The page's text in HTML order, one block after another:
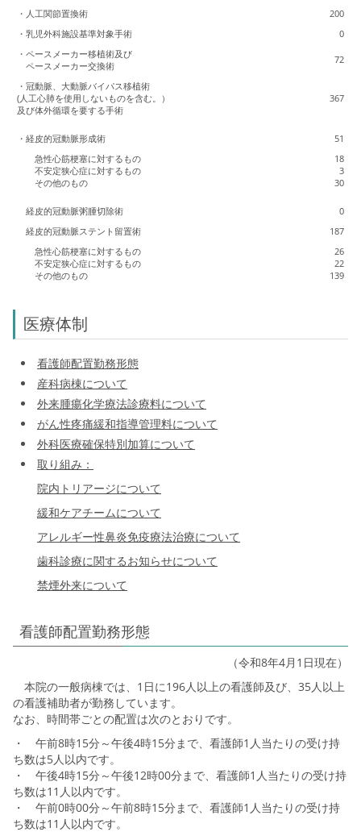
・人工関節置換術
200
・乳児外科施設基準対象手術
0
・ペースメーカー移植術及び
ペースメーカー交換術
72
・冠動脈、大動脈バイパス移植術
(人工心肺を使用しないものを含む。）
及び体外循環を要する手術
367
・経皮的冠動脈形成術
51
急性心筋梗塞に対するもの
不安定狭心症に対するもの
その他のもの
18
3
30
経皮的冠動脈粥腫切除術
0
経皮的冠動脈ステント留置術
187
急性心筋梗塞に対するもの
不安定狭心症に対するもの
その他のもの
26
22
139
医療体制
看護師配置勤務形態
産科病棟について
外来腫瘍化学療法診療料について
がん性疼痛緩和指導管理料について
外科医療確保特別加算について
取り組み：
院内トリアージについて
緩和ケアチームについて
アレルギー性鼻炎免疫療法治療について
歯科診療に関するお知らせについて
禁煙外来について
看護師配置勤務形態
（令和8年4月1日現在）
本院の一般病棟では、1日に196人以上の看護師及び、35人以上
の看護補助者が勤務しています。
なお、時間帯ごとの配置は次のとおりです。
・ 午前8時15分～午後4時15分まで、看護師1人当たりの受け持
ち数は5人以内です。
・ 午後4時15分～午後12時00分まで、看護師1人当たりの受け持
ち数は11人以内です。
・ 午前0時00分～午前8時15分まで、看護師1人当たりの受け持
ち数は11人以内です。